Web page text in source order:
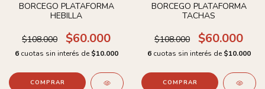
BORCEGO PLATAFORMA
HEBILLA
$108.000 $60.000
6 cuotas sin interés de $10.000
COMPRAR
BORCEGO PLATAFORMA
TACHAS
$108.000 $60.000
6 cuotas sin interés de $10.000
COMPRAR